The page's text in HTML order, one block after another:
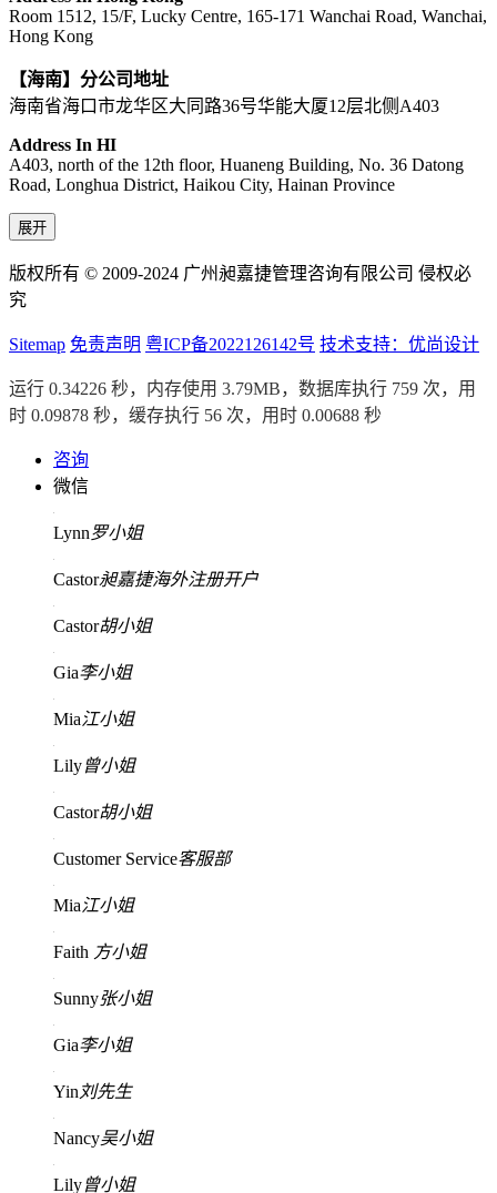
Room 1512, 15/F, Lucky Centre, 165-171 Wanchai Road, Wanchai,
Hong Kong
【海南】分公司地址
海南省海口市龙华区大同路36号华能大厦12层北侧A403
Address In HI
A403, north of the 12th floor, Huaneng Building, No. 36 Datong
Road, Longhua District, Haikou City, Hainan Province
展开
版权所有 © 2009-2024 广州昶嘉捷管理咨询有限公司 侵权必
究
Sitemap 免责声明 粤ICP备2022126142号 技术支持：优尚设计
运行 0.34226 秒，内存使用 3.79MB，数据库执行 759 次，用
时 0.09878 秒，缓存执行 56 次，用时 0.00688 秒
咨询
微信
Lynn罗小姐
Castor昶嘉捷海外注册开户
Castor胡小姐
Gia李小姐
Mia江小姐
Lily曾小姐
Castor胡小姐
Customer Service客服部
Mia江小姐
Faith 方小姐
Sunny张小姐
Gia李小姐
Yin 刘先生
Nancy吴小姐
Lily曾小姐